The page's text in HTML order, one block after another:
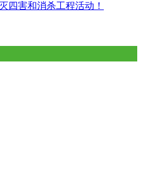
四害和消杀工程活动！